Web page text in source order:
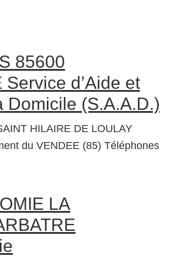
85600
d’Aide et
Domicile (S.A.A.D.)
HILAIRE DE LOULAY
du VENDEE (85) Téléphones
LA